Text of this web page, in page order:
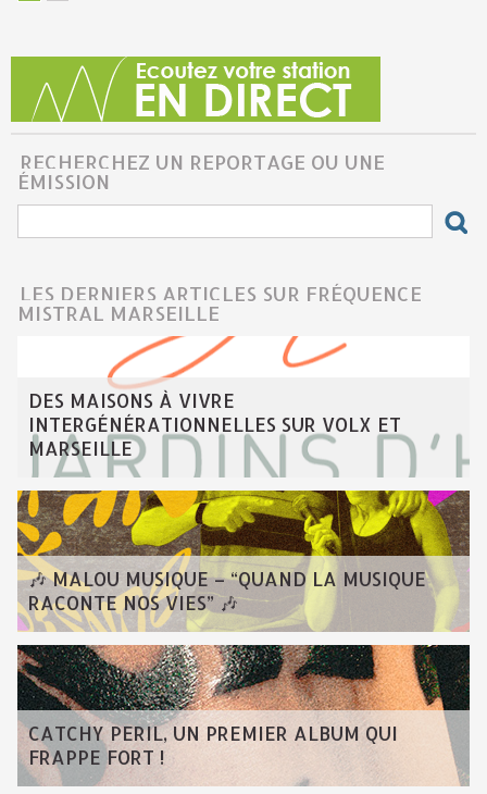
RECHERCHEZ UN REPORTAGE OU UNE
ÉMISSION
LES DERNIERS ARTICLES SUR FRÉQUENCE
MISTRAL MARSEILLE
DES MAISONS À VIVRE
INTERGÉNÉRATIONNELLES SUR VOLX ET
MARSEILLE
🎶 MALOU MUSIQUE – “QUAND LA MUSIQUE
RACONTE NOS VIES” 🎶
CATCHY PERIL, UN PREMIER ALBUM QUI
FRAPPE FORT !